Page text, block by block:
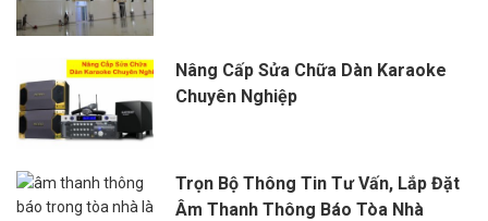
Nâng Cấp Sửa Chữa Dàn Karaoke
Chuyên Nghiệp
Trọn Bộ Thông Tin Tư Vấn, Lắp Đặt
Âm Thanh Thông Báo Tòa Nhà